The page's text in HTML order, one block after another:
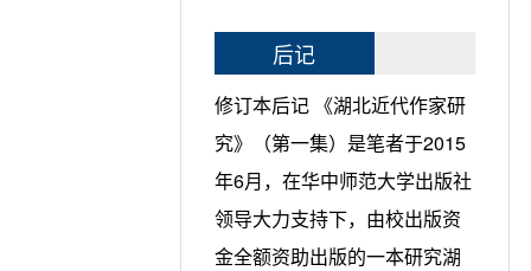
后记
修订本后记 《湖北近代作家研
究》（第一集）是笔者于2015
年6月，在华中师范大学出版社
领导大力支持下，由校出版资
金全额资助出版的一本研究湖